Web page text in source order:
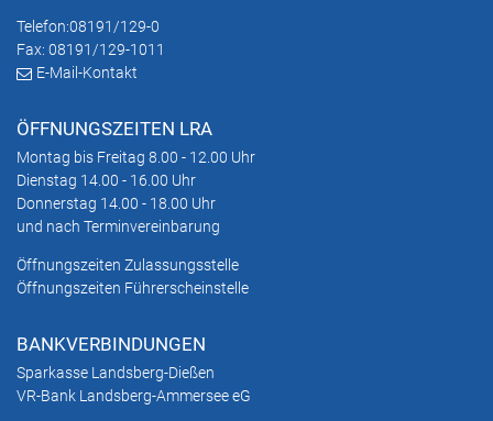
Telefon:08191/129-0
Fax: 08191/129-1011
E-Mail-Kontakt
ÖFFNUNGSZEITEN LRA
Montag bis Freitag 8.00 - 12.00 Uhr
Dienstag 14.00 - 16.00 Uhr
Donnerstag 14.00 - 18.00 Uhr
und nach Terminvereinbarung
Öffnungszeiten Zulassungsstelle
Öffnungszeiten Führerscheinstelle
BANKVERBINDUNGEN
Sparkasse Landsberg-Dießen
VR-Bank Landsberg-Ammersee eG